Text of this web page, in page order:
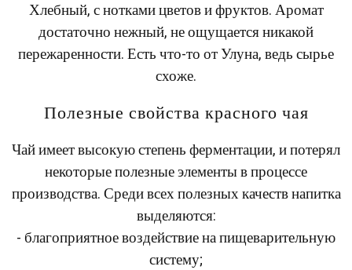
Хлебный, с нотками цветов и фруктов. Аромат
достаточно нежный, не ощущается никакой
пережаренности. Есть что-то от Улуна, ведь сырье
схоже.
Полезные свойства красного чая
Чай имеет высокую степень ферментации, и потерял
некоторые полезные элементы в процессе
производства. Среди всех полезных качеств напитка
выделяются:
- благоприятное воздействие на пищеварительную
систему;